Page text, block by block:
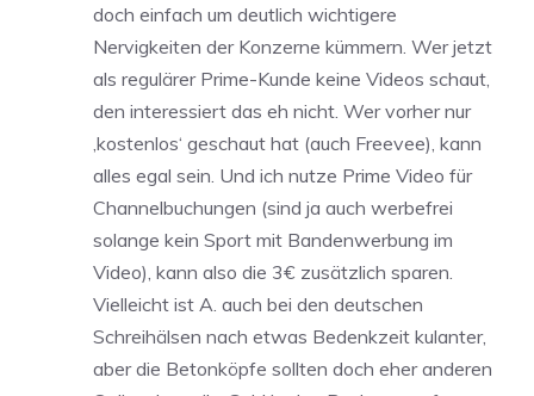
doch einfach um deutlich wichtigere
Nervigkeiten der Konzerne kümmern. Wer jetzt
als regulärer Prime-Kunde keine Videos schaut,
den interessiert das eh nicht. Wer vorher nur
‚kostenlos‘ geschaut hat (auch Freevee), kann
alles egal sein. Und ich nutze Prime Video für
Channelbuchungen (sind ja auch werbefrei
solange kein Sport mit Bandenwerbung im
Video), kann also die 3€ zusätzlich sparen.
Vielleicht ist A. auch bei den deutschen
Schreihälsen nach etwas Bedenkzeit kulanter,
aber die Betonköpfe sollten doch eher anderen